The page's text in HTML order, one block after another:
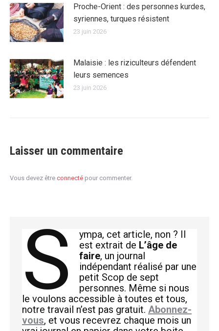
Proche-Orient : des personnes kurdes,
syriennes, turques résistent
23 juin 2026
Malaisie : les riziculteurs défendent
leurs semences
23 juin 2026
Laisser un commentaire
Vous devez être connecté pour commenter.
S
ympa, cet article, non ? Il
est extrait de L’âge de
faire, un journal
indépendant réalisé par une
petit Scop de sept
personnes. Même si nous
le voulons accessible à toutes et tous,
notre travail n’est pas gratuit. Abonnez-
vous, et vous recevrez chaque mois un